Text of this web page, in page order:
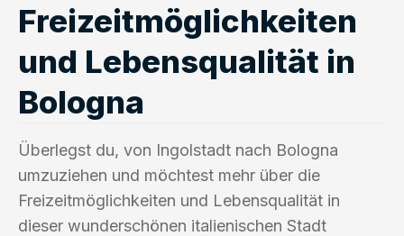
Freizeitmöglichkeiten
und Lebensqualität in
Bologna
Überlegst du, von Ingolstadt nach Bologna
umzuziehen und möchtest mehr über die
Freizeitmöglichkeiten und Lebensqualität in
dieser wunderschönen italienischen Stadt